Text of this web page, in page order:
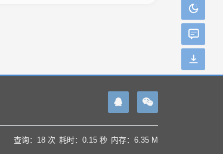
查询：18 次 耗时：0.15 秒 内存：6.35 M